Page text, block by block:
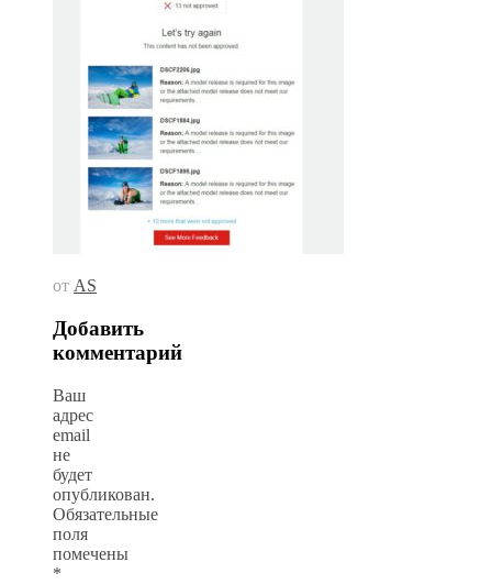
от AS
Добавить
комментарий
Ваш
адрес
email
не
будет
опубликован.
Обязательные
поля
помечены
*